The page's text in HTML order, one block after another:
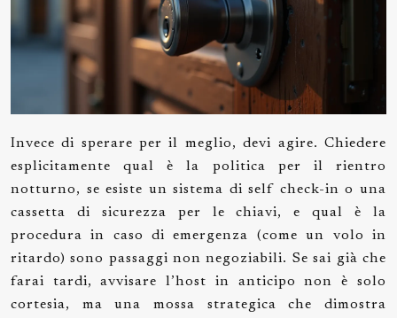
Invece di sperare per il meglio, devi agire. Chiedere
esplicitamente qual è la politica per il rientro
notturno, se esiste un sistema di self check-in o una
cassetta di sicurezza per le chiavi, e qual è la
procedura in caso di emergenza (come un volo in
ritardo) sono passaggi non negoziabili. Se sai già che
farai tardi, avvisare l’host in anticipo non è solo
cortesia, ma una mossa strategica che dimostra